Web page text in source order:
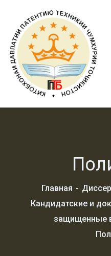
Главная
Кандидатские и
защищенные